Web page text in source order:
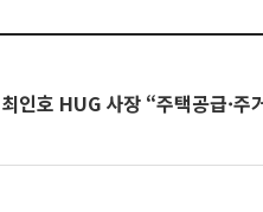
최인호 HUG 사장 “주택공급·주